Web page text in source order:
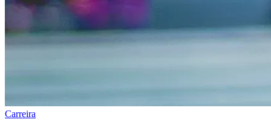
Carreira